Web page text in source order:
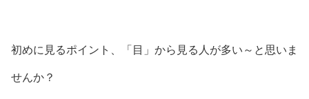
初めに見るポイント、「目」から見る人が多い～と思いま
せんか？